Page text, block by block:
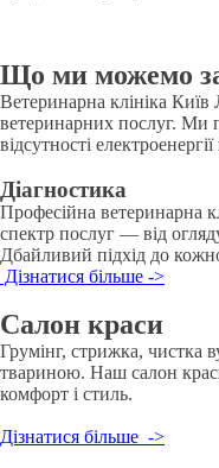
Що ми можемо
Ветеринарна клініка
ветеринарних послуг. Ми
відсутності
Діагностика
Професійна ветеринарна
спектр послуг — від
Дбайливий підхід до
Дізнатися більше ->
Салон краси
Грумінг, стрижка, чистка
твариною. Наш салон
комфорт і стиль.
Дізнатися більше ->